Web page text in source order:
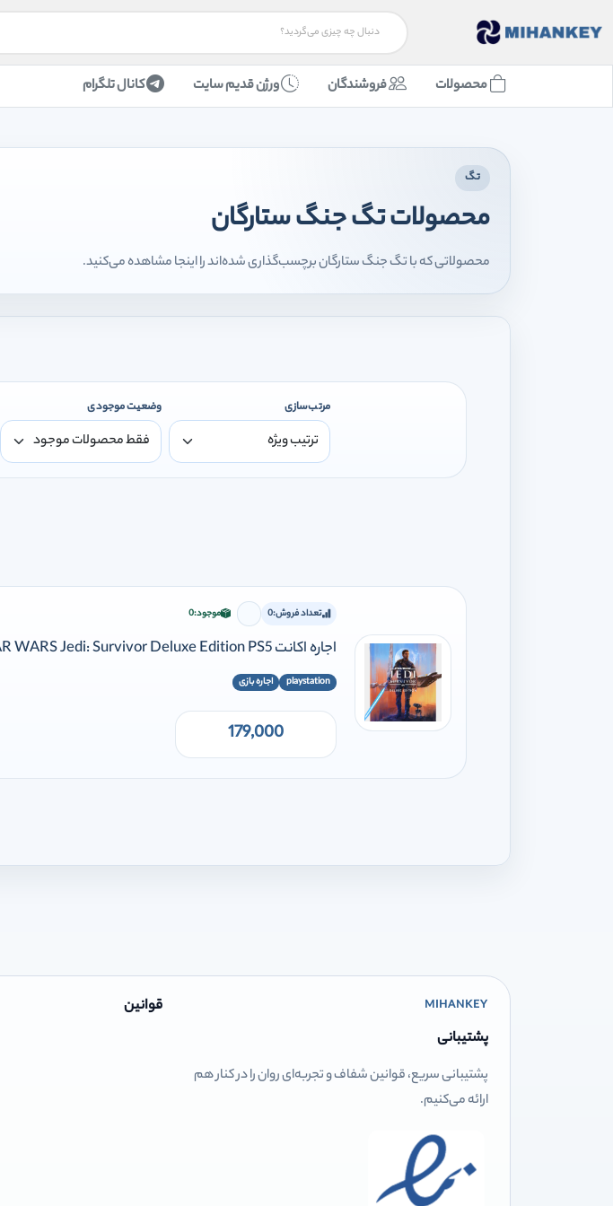
محصولات فروشندگان ورژن قدیم سایت کانال تلگرام
تگ
محصولات تگ جنگ ستارگان
محصولاتی که با تگ جنگ ستارگان برچسب‌گذاری شده‌اند را اینجا مشاهده می‌کنید.
مرتب‌سازی وضعیت موجودی
تعداد فروش:0 برای افزودن وارد شوید
موجود:0
اجاره اکانت STAR WARS Jedi: Survivor Deluxe Edition PS5
playstation اجاره بازی
179,000
MIHANKEY
پشتیبانی
پشتیبانی سریع، قوانین شفاف و تجربه‌ای روان را در کنار هم
ارائه می‌کنیم.
قوانین